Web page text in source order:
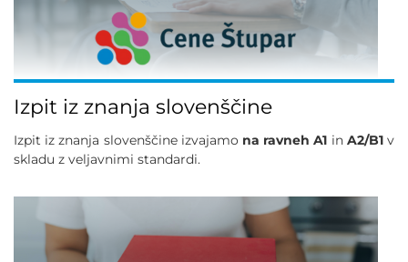
Izpit iz znanja slovenščine
Izpit iz znanja slovenščine izvajamo na ravneh A1 inA2/B1v
skladu z veljavnimi standardi.